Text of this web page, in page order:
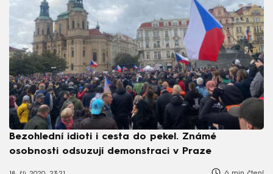
Bezohlední idioti i cesta do pekel. Známé
osobnosti odsuzují demonstraci v Praze